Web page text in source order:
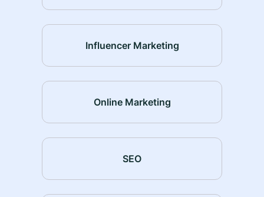
Influencer Marketing
Online Marketing
SEO